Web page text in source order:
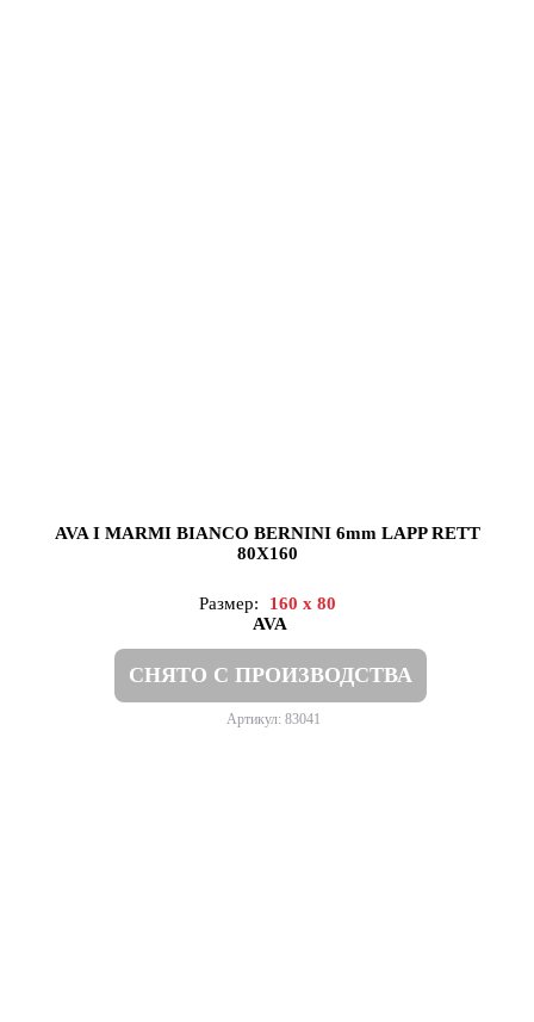
AVA I MARMI BIANCO BERNINI 6mm LAPP RETT
80X160
Размер:
160 x 80
AVA
СНЯТО С ПРОИЗВОДСТВА
Артикул: 83041